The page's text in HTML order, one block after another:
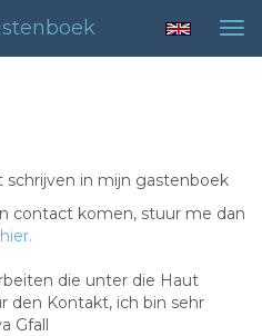
schrijven in mijn gastenboek
contact komen, stuur me dan
die unter die Haut
den Kontakt, ich bin sehr
Gfall